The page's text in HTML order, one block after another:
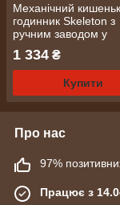
Механічний
годинник Skeleton з
ручним заводом у
вінтажному стилі
(0047)
1 334 ₴
Купити
Про нас
97%
Працює з